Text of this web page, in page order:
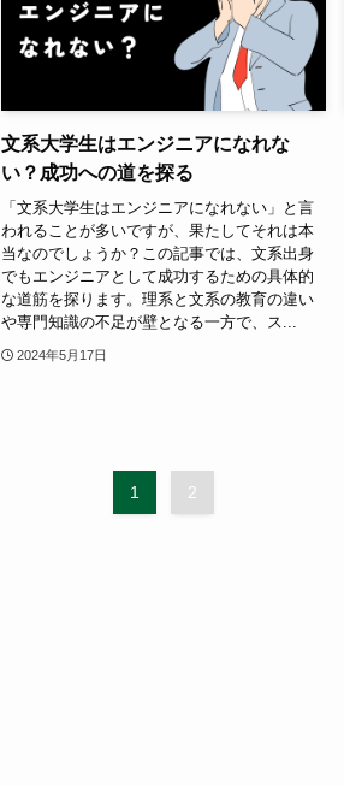
文系大学生はエンジニアになれな
い？成功への道を探る
「文系大学生はエンジニアになれない」と言
われることが多いですが、果たしてそれは本
当なのでしょうか？この記事では、文系出身
でもエンジニアとして成功するための具体的
な道筋を探ります。理系と文系の教育の違い
や専門知識の不足が壁となる一方で、ス...
2024年5月17日
1 2